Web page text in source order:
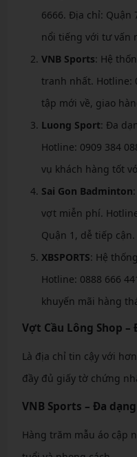
6666. Địa chỉ: Quận
nổi tiếng với tư vấn
VNB Sports: Hệ
tranh nhất. Hotline:
tập mới về, giao
Luong Sport: Đa
Hotline: 0909 384
vụ khách hàng tốt
Sai Gon Badminton
vợt miễn phí.
Quận 1, dễ tiếp cận.
XBSPORTS: Hệ
Hotline: 0888 666
khuyến mãi hàng
Vợt Cầu Lông Shop
Là địa chỉ tin cậy với
đầy đủ giấy tờ chứng
VNB Sports – Đa
Hàng trăm mẫu áo cập